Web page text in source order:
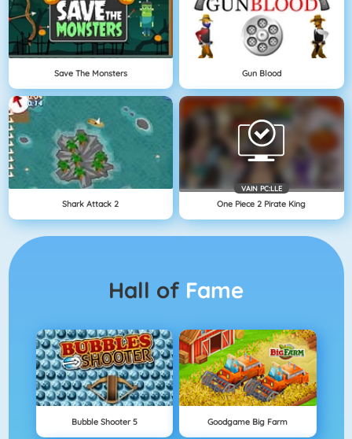
Save The Monsters Gun Blood
Shark Attack 2
VAIN PC:LLE
One Piece 2 Pirate King
Hall of Fame
Bubble Shooter 5 Goodgame Big Farm